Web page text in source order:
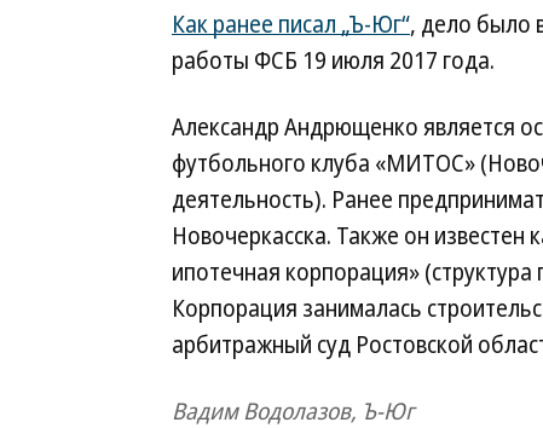
Как ранее писал „Ъ-Юг“, дело было
работы ФСБ 19 июля 2017 года.
Александр Андрющенко является
футбольного клуба «МИТОС»
деятельность). Ранее
Новочеркасска. Также он известен
ипотечная корпорация»
Корпорация занималась
арбитражный суд Ростовской
Вадим Водолазов, Ъ-Юг